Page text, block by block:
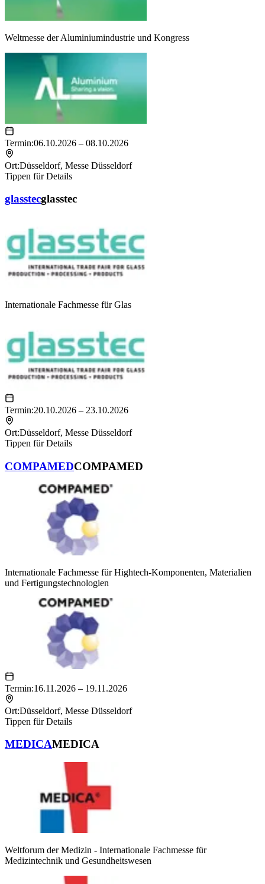
Weltmesse der Aluminiumindustrie und Kongress
Termin:06.10.2026 – 08.10.2026
Ort:Düsseldorf, Messe Düsseldorf
Tippen für Details
glasstecglasstec
Internationale Fachmesse für Glas
Termin:20.10.2026 – 23.10.2026
Ort:Düsseldorf, Messe Düsseldorf
Tippen für Details
COMPAMEDCOMPAMED
Internationale Fachmesse für Hightech-Komponenten, Materialien
und Fertigungstechnologien
Termin:16.11.2026 – 19.11.2026
Ort:Düsseldorf, Messe Düsseldorf
Tippen für Details
MEDICAMEDICA
Weltforum der Medizin - Internationale Fachmesse für
Medizintechnik und Gesundheitswesen